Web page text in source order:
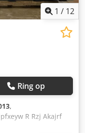
1 / 12
Ring op
,
R Rzj Akajrf
Styring E355